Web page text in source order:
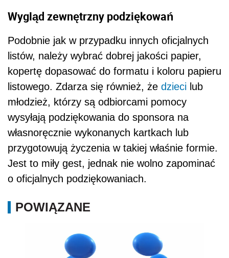
Wygląd zewnętrzny podziękowań
Podobnie jak w przypadku innych oficjalnych
listów, należy wybrać dobrej jakości papier,
kopertę dopasować do formatu i koloru papieru
listowego. Zdarza się również, że dzieci lub
młodzież, którzy są odbiorcami pomocy
wysyłają podziękowania do sponsora na
własnoręcznie wykonanych kartkach lub
przygotowują życzenia w takiej właśnie formie.
Jest to miły gest, jednak nie wolno zapominać
o oficjalnych podziękowaniach.
POWIĄZANE